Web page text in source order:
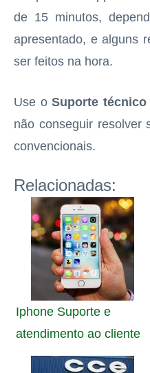
de 15 minutos,
apresentado, e alguns
ser feitos na hora.
Use oSuporte
não conseguir resolver
convencionais.
Relacionadas:
Iphone Suporte e
atendimento ao cliente